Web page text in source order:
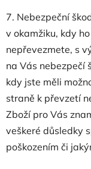
7. Nebezpeční
v okamžiku, kdy
nepřevezmete, s
na Vás nebezpečí
kdy jste měli
straně k převzetí
Zboží pro Vás
veškeré důsledky
poškozením či